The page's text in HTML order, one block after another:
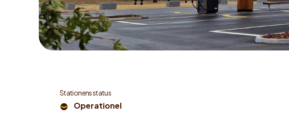
Stationens status
Operationel